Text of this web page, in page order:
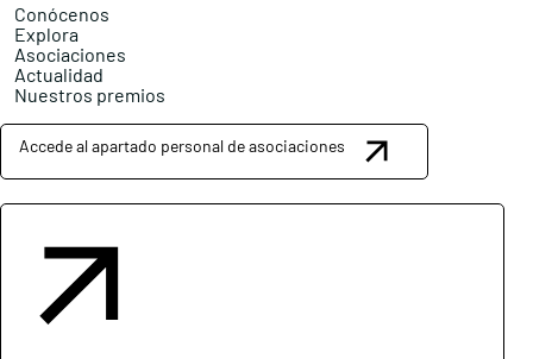
Conócenos
Explora
Asociaciones
Actualidad
Nuestros premios
Accede al apartado personal de asociaciones